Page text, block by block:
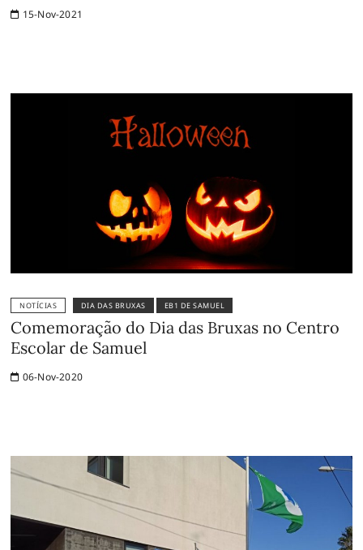
15-Nov-2021
NOTÍCIAS DIA DAS BRUXAS EB1 DE SAMUEL
Comemoração do Dia das Bruxas no Centro
Escolar de Samuel
06-Nov-2020